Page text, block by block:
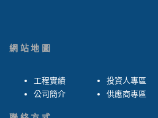
網站地圖
工程實績
公司簡介
投資人專區
供應商專區